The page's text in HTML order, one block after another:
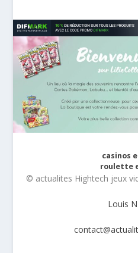
casinos
roulette
© actualites Hightech jeux
Louis